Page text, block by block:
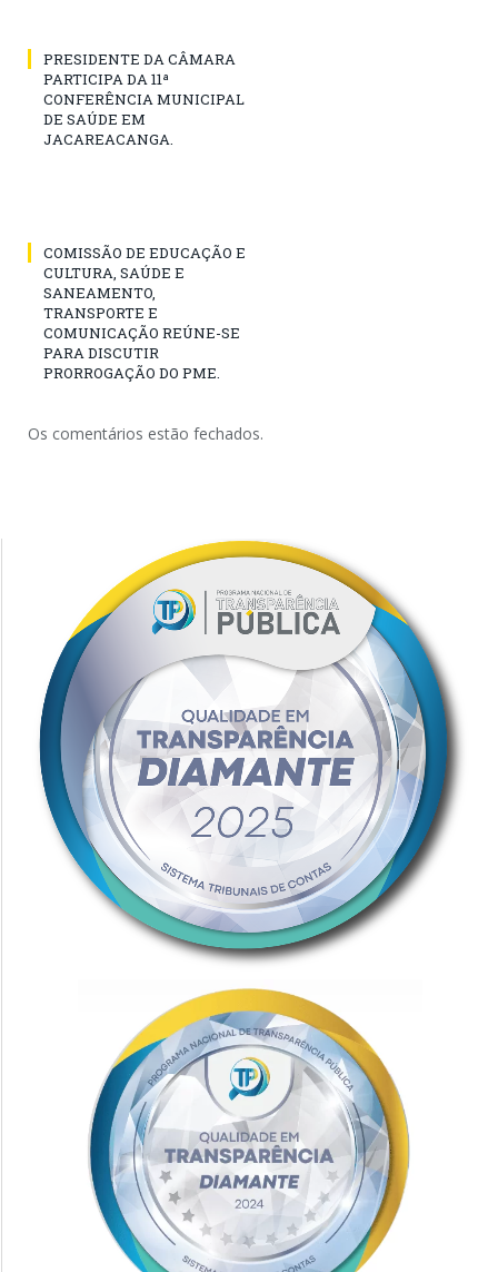
PRESIDENTE DA CÂMARA
PARTICIPA DA 11ª
CONFERÊNCIA MUNICIPAL
DE SAÚDE EM
JACAREACANGA.
COMISSÃO DE EDUCAÇÃO E
CULTURA, SAÚDE E
SANEAMENTO,
TRANSPORTE E
COMUNICAÇÃO REÚNE-SE
PARA DISCUTIR
PRORROGAÇÃO DO PME.
Os comentários estão fechados.